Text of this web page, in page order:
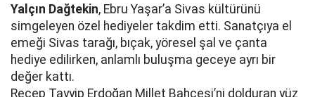
Yalçın Dağtekin, Ebru Yaşar’a Sivas kültürünü
simgeleyen özel hediyeler takdim etti. Sanatçıya el
emeği Sivas tarağı, bıçak, yöresel şal ve çanta
hediye edilirken, anlamlı buluşma geceye ayrı bir
değer kattı.
Recep Tayyip Erdoğan Millet Bahçesi’ni dolduran yüz